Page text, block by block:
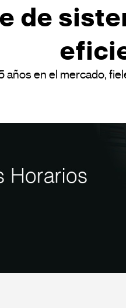
de
años en el mercado,